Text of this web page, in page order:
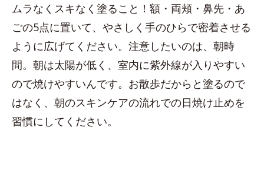
ムラなくスキなく塗ること！額・両頬・鼻先・あ
ごの5点に置いて、やさしく手のひらで密着させる
ように広げてください。注意したいのは、朝時
間。朝は太陽が低く、室内に紫外線が入りやすい
ので焼けやすいんです。お散歩だからと塗るので
はなく、朝のスキンケアの流れでの日焼け止めを
習慣にしてください。